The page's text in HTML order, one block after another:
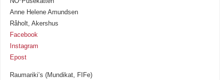
Anne Helene Amundsen
Råholt, Akershus
Facebook
Instagram
Epost
Raumariki’s (Mundikat, FIFe)